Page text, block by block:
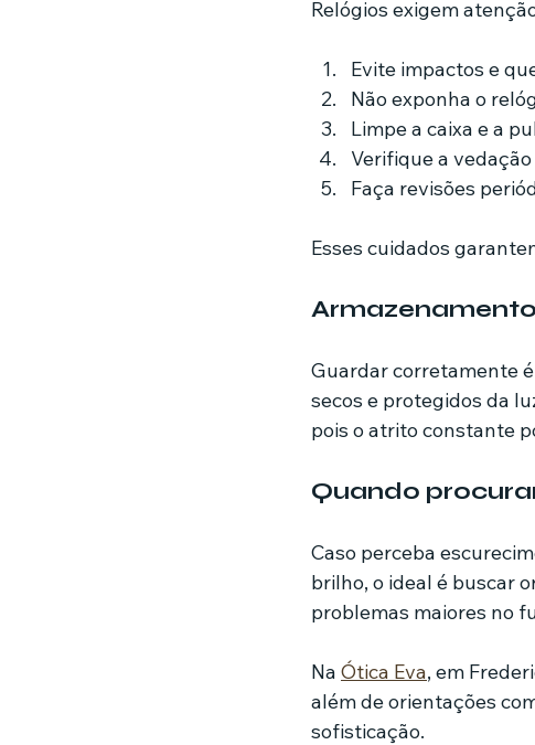
Relógios exigem
Evite impactos e
Não exponha o
Limpe a caixa e a
Verifique a
Faça revisões
Esses cuidados
Guardar corretamente
secos e protegidos da
pois o atrito constante
Quando
Caso perceba
brilho, o ideal é buscar
problemas maiores no
Na Ótica Eva, em
além de orientações
sofisticação.